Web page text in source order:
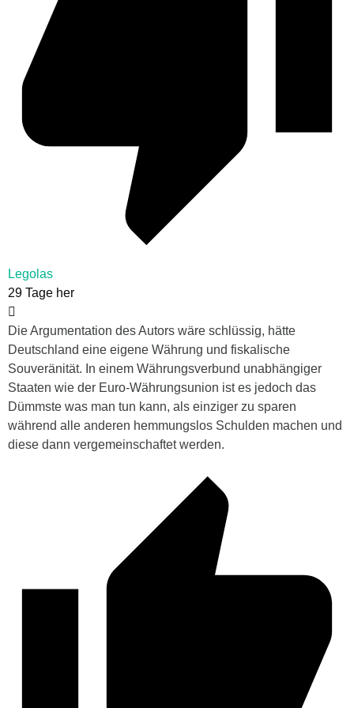
Legolas
29 Tage her
Die Argumentation des Autors wäre schlüssig, hätte
Deutschland eine eigene Währung und fiskalische
Souveränität. In einem Währungsverbund unabhängiger
Staaten wie der Euro-Währungsunion ist es jedoch das
Dümmste was man tun kann, als einziger zu sparen
während alle anderen hemmungslos Schulden machen und
diese dann vergemeinschaftet werden.